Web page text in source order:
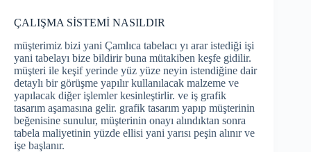
ÇALIŞMA SİSTEMİ NASILDIR
müşterimiz bizi yani Çamlıca tabelacı yı arar istediği işi
yani tabelayı bize bildirir buna mütakiben keşfe gidilir.
müşteri ile keşif yerinde yüz yüze neyin istendiğine dair
detaylı bir görüşme yapılır kullanılacak malzeme ve
yapılacak diğer işlemler kesinleştirlir. ve iş grafik
tasarım aşamasına gelir. grafik tasarım yapıp müşterinin
beğenisine sunulur, müşterinin onayı alındıktan sonra
tabela maliyetinin yüzde ellisi yani yarısı peşin alınır ve
işe başlanır.